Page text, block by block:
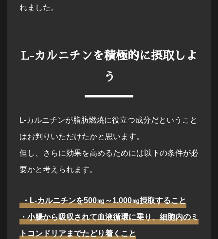
れました。
L-カルニチンを積極的に摂取しよ
う
L-カルニチンが脂肪燃焼に役立つ成分だということ
はお判りいただけたかと思います。
但し、さらに効果を高めるためには以下の条件が必
要かと考えられます。
・L-カルニチンを500㎎～1,000㎎摂取すること
・小腸から吸収されて血液循環に乗り、細胞内のミ
トコンドリアまでたどり着くこと